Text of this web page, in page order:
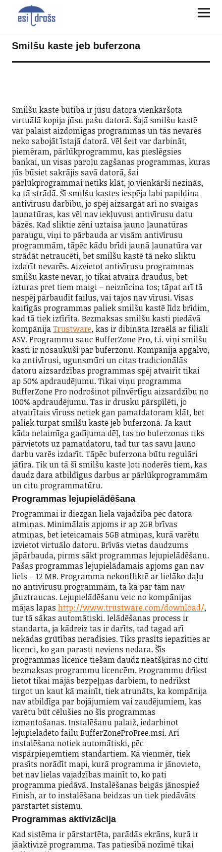
Smilšu kaste jeb buferzona
Smilšu kaste būtībā ir jūsu datora vienkāršota
virtuālā kopija jūsu pašu datorā. Šajā smilšu kastē
var palaist aizdomīgas programmas un tās nevarēs
neko sabojāt īstajā datorā. Vēl šeit var darbināt,
piemēram, pārlūkprogrammu, kas pieslēgsies
bankai, un visas paroļu zagšanas programmas, kuras
jūs būsiet sakrājis savā datorā, šai
pārlūkprogrammai netiks klāt, jo vienkārši nezinās,
ka tā strādā. Šī smilšu kastes iespēja labi papildina
antivīrusu darbību, jo spēj aizsargāt arī no svaigas
ļaunatūras, kas vēl nav iekļuvusi antivīrusu datu
bāzēs. Kad sliktie zēni uztaisa jauno ļaunatūras
paraugu, viņi to pārbauda ar visām antivīrusu
programmām, tāpēc kādu brīdi jaunā ļaunatūra var
strādāt netraucēti, bet smilšu kastē tā neko sliktu
izdarīt nevarēs. Aizvietot antivīrusu programmas
smilšu kaste nevar, jo tikai atvaira draudus, bet
izturas pret tiem maigi – neiznīcina tos; tāpat arī tā
nespēj pārbaudīt failus, vai tajos nav vīrusi. Visas
kaitīgās programmas paliek smilšu kastē līdz brīdim,
kad tā tiek iztīrīta. Bezmaksas smilšu kasti piedāvā
kompānijaTrustware, kas ir dibināta Izraēlā ar filiāli
ASV. Programmu sauc BufferZone Pro, t.i. viņi smilšu
kasti ir nosaukuši par buferzonu. Kompānija apgalvo,
ka antivīrusi, ugunsmūri un citas tradicionālās
datoru aizsardzības programmas spēj atvairīt tikai
ap 50% apdraudējumu. Tikai viņu programma
BufferZone Pro nodrošinot pilnvērtīgu aizsardzību no
100% apdraudējumu. Tas ir drusku pārspīlēti, jo
atvairītais vīruss netiek gan pamatdatoram klāt, bet
paliek turpat smilšu kastē jeb buferzonā. Ja kaut
kāda nelaimīga gadījuma dēļ, tas no buferzonas tiks
pārvietots uz pamatdatoru, tad tur tas savu ļauno
darbu varēs izdarīt. Tāpēc buferzona būtu regulāri
jātīra. Tik un tā šī smilšu kaste ļoti noderēs tiem, kas
daudz dara atbildīgus darbus ar pārlūkprogrammām
un citu programmatūru.
Programmas lejupielādēšana
Programmai ir diezgan liela vajadzība pēc datora
atmiņas. Minimālais apjoms ir ap 2GB brīvas
atmiņas, bet ieteicamais 5GB atmiņas, kurā varētu
izvietot virtuālo datoru. Brīvās vietas daudzums
jāpārbauda, pirms sākt programmas lejupielādēšanu.
Pašas programmas lejupielādamais apjoms gan nav
liels – 12 MB. Programma nekonfliktē ar lielāko daļu
no antivīrusu programmām, tā kā par tām nav
jāuztraucas. Lejupielādēšanu veic no kompānijas
mājas lapas http://www.trustware.com/download/,
tur tā sākas automātiski. Ielādēšanas process ir
standarta, ja kādreiz tas ir darīts, tad tagad arī
nekādas grūtības neradīsies. Tiks prasīts iepazīties ar
licenci, ko gan parasti neviens nedara. Šīs
programmas licence tiešām daudz neatšķiras no citu
bezmaksas programmu licencēm. Programmu drīkst
lietot tikai mājās bezpeļņas darbiem, to nedrīkst
tirgot un kaut kā mainīt, tiek atrunāts, ka kompānija
nav atbildīga par bojājumiem vai zaudējumiem, kas
varētu būt cēlušies no šīs programmas
izmantošanas. Instalēšanu palaiž, iedarbinot
lejupielādēto failu BufferZoneProFree.msi. Arī
instalēšana notiek automātiski, pēc
vispārpieņemtiem standartiem. Kā vienmēr, tiek
prasīts norādīt mapi, kurā programma ir jānovieto,
bet nav lielas vajadzības mainīt to, ko pati
programma piedāvā. Instalēšanas beigās jānospiež
Finish, ar to instalēšana beidzas un tiek piedāvāts
pārstartēt sistēmu.
Programmas aktivizācija
Kad sistēma ir pārstartēta, parādās ekrāns, kurā ir
jāaktivizē programma. Tas patiesībā nozīmē tikai